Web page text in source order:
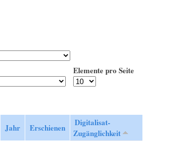
Elemente pro Seite
Jahr Erschienen
Digitalisat-
Zugänglichkeit